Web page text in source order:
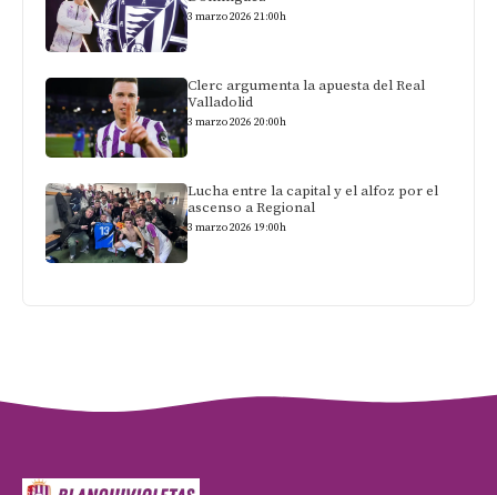
3 marzo 2026 21:00h
Clerc argumenta la apuesta del Real
Valladolid
3 marzo 2026 20:00h
Lucha entre la capital y el alfoz por el
ascenso a Regional
3 marzo 2026 19:00h